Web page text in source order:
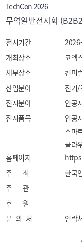
TechCon 2026
무역일반전시회
전시기간
개최장소
코엑
세부장소
컨퍼
산업분야
전기
전시분야
인공
전시품목
인공
스마
클라
디지
메타
홈페이지
주 최
한국
주 관
후 원
문 의 처
연락